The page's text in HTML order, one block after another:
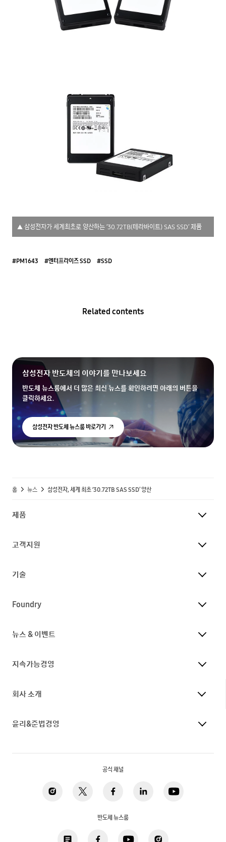
▲ 삼성전자가 세계최초로 양산하는 ‘30.72TB(테라바이트) SAS SSD’ 제품
#PM1643 #엔터프라이즈 SSD #SSD
Related contents
삼성전자 반도체의 이야기를 만나보세요
반도체 뉴스룸에서 더 많은 최신 뉴스를 확인하려면 아래의 버튼을
클릭하세요.
삼성전자 반도체 뉴스룸 바로가기
홈 뉴스 삼성전자, 세계 최초 ‘30.72TB SAS SSD’ 양산
제품
고객지원
기술
Foundry
뉴스 & 이벤트
지속가능경영
회사 소개
윤리&준법경영
공식 채널
반도체 뉴스룸